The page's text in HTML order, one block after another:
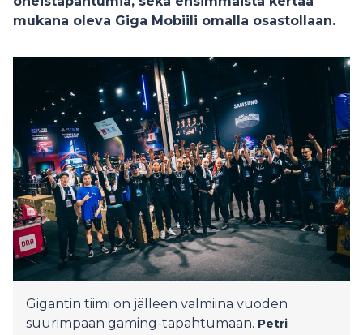
mukana oleva Giga Mobiili omalla osastollaan.
Gigantin tiimi on jälleen valmiina vuoden
suurimpaan gaming-tapahtumaan. Petri